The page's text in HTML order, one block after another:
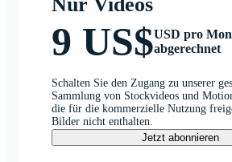
Nur Videos
9 US$USD pro
abgerechnet
Schalten Sie den Zugang zu unserer
Sammlung von Stockvideos und
die für die kommerzielle Nutzung
Bilder nicht enthalten.
Jetzt abonnieren